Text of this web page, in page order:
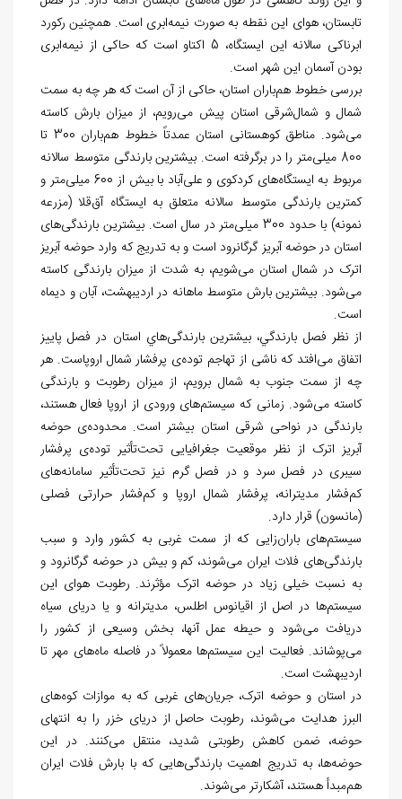
تابستان، هوای این نقطه به صورت نیمه‌‏ابری است. همچنین رکورد
ابرناکی سالانه این ایستگاه، 5 اکتاو است که حاکی از نیمه
ابری
بودن آسمان این شهر است.
بررسی خطوط همباران استان، حاکی از آن است که هر چه به سمت
شمال و شمال‏‌شرقی استان پیش میرویم، از میزان بارش کاسته
می‏‌شود. مناطق کوهستانی استان عمدتاً خطوط هم
باران 300 تا
800 میلی
متر را در برگرفته است. بیشترین بارندگی متوسط سالانه
مربوط به ایستگاههای کردکوی و علیآباد با بیش از 600 میلی
متر و
کمترین بارندگی متوسط سالانه متعلق به ایستگاه آققلا (مزرعه
نمونه) با حدود 300 میلی
متر در سال است. بیشترین بارندگیهای
استان در حوضه آبریز گرگان‏رود است و به تدریج که وارد حوضه آبریز
اترک در شمال استان میشویم، به شدت از میزان بارندگی کاسته
میشود. بیشترین بارش متوسط ماهانه در اردیبهشت، آبان و دی‏ماه
است.
از نظر فصل بارندگي، بیشترین بارندگیهاي استان در فصل پاییز
اتفاق میافتد که ناشی از تهاجم توده‏‌ی پرفشار شمال اروپاست. هر
چه از سمت جنوب به شمال برویم، از میزان رطوبت و بارندگی
کاسته میشود. زمانی که سیستمهای ورودی از اروپا فعال هستند،
بارندگی در نواحی شرقی استان بیشتر است. محدوده‏‌ی حوضه
آبریز اترک از نظر موقعیت جغرافیایی تحت‏‌تأثیر توده‌‏ی پرفشار
سیبری در فصل سرد و در فصل گرم نیز تحتتأثیر سامانههای
کمفشار مدیترانه، پرفشار شمال اروپا و کمفشار حرارتی فصلی
(مانسون) قرار دارد.
سیستمهای بارانزایی که از سمت غربی به کشور وارد و سبب
بارندگیهای فلات ایران می‏‌شوند، کم و بیش در حوضه گرگان‏رود و
به نسبت خیلی زیاد در حوضه اترک مؤثرند. رطوبت هوای این
سیستمها در اصل از اقیانوس اطلس، مدیترانه و یا دریای سیاه
دریافت می‏‌شود و حیطه عمل آن‏ها، بخش وسیعی از کشور را
میپوشاند. فعالیت این سیستمها معمولاً در فاصله ماههای مهر تا
اردیبهشت است.
در استان و حوضه اترک، جریانهای غربی که به موازات کوههای
البرز هدایت میشوند، رطوبت حاصل از دریای خزر را به انتهای
حوضه، ضمن کاهش رطوبتی شدید، منتقل میکنند. در این
حوضهها، به تدریج اهمیت بارندگیهایی که با بارش فلات ایران
هممبدأ هستند، آشکارتر می‏‌شوند.